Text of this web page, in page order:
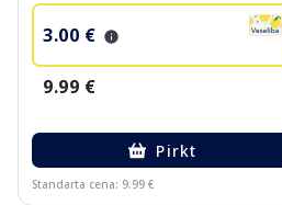
3.00 €
9.99 €
Pirkt
Standarta cena: 9.99 €